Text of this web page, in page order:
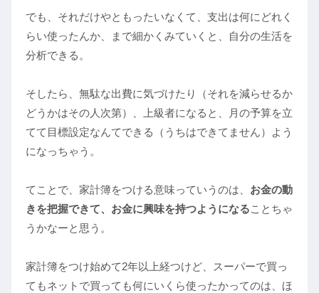
でも、それだけやともったいなくて、支出は何にどれく
らい使ったんか、まで細かくみていくと、自分の生活を
分析できる。
そしたら、無駄な出費に気づけたり（それを減らせるか
どうかはその人次第）、上級者になると、月の予算を立
てて目標設定なんてできる（うちはできてません）よう
になっちゃう。
てことで、家計簿をつける意味っていうのは、 お金の動
きを把握できて、お金に興味を持つようになることちゃ
うかなーと思う。
家計簿をつけ始めて2年以上経つけど、スーパーで買っ
てもネットで買っても何にいくら使ったかってのは、ほ